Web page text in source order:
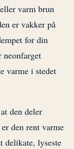
varm brun
er vakker på
for din
neonfarget
varme i stedet
den deler
er den rent varme
delikate, lyseste